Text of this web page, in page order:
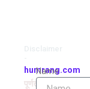
humrang.com
पूर्णतः
Name